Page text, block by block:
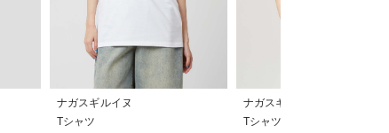
ナガスギルイヌ
Tシャツ
ナガスギルイヌ
Tシャツ